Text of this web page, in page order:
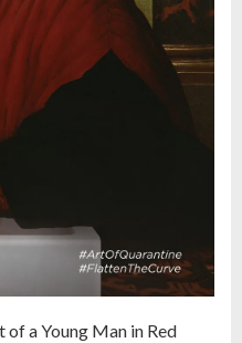
a Young Man in Red